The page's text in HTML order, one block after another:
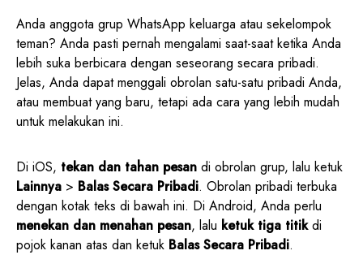
Anda anggota grup WhatsApp keluarga atau sekelompok
teman? Anda pasti pernah mengalami saat-saat ketika Anda
lebih suka berbicara dengan seseorang secara pribadi.
Jelas, Anda dapat menggali obrolan satu-satu pribadi Anda,
atau membuat yang baru, tetapi ada cara yang lebih mudah
untuk melakukan ini.
Di iOS, tekan dan tahan pesan di obrolan grup, lalu ketuk
Lainnya > Balas Secara Pribadi. Obrolan pribadi terbuka
dengan kotak teks di bawah ini. Di Android, Anda perlu
menekan dan menahan pesan, lalu ketuk tiga titikdi
pojok kanan atas dan ketuk Balas Secara Pribadi.